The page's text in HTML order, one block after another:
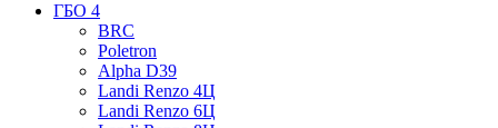
ГБО 4
BRC
Poletron
Alpha D39
Landi Renzo 4Ц
Landi Renzo 6Ц